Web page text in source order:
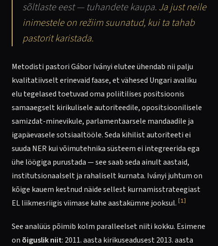
sõltlaste eest — tuhandete kaupa. Ja just neile
inimestele on režiim suunatud, kui ta tahab
pastorit karistada.
Metodisti pastori Gábor Iványi elutee ühendab nii palju
kvalitatiivselt erinevaid faase, et vähesed Ungari avaliku
elu tegelased toetuvad oma poliitilises positsioonis
samaaegselt kirikulisele autoriteedile, opositsioonilisele
samizdat-minevikule, parlamentaarsele mandaadile ja
igapäevasele sotsiaaltööle. Seda kihilist autoriteeti ei
suuda NER kui võimutehnika süsteem ei integreerida ega
ühe löögiga purustada — see saab seda ainult aastaid,
institutsionaalselt ja rahaliselt kurnata. Iványi juhtum on
kõige kauem kestnud näide sellest kurnamisstrateegiast
EL liikmesriigis viimase kahe aastakümne jooksul. [1]
See analüüs põimib kolm paralleelset niiti kokku. Esimene
on õiguslik niit: 2011. aasta kirikuseadusest 2013. aasta